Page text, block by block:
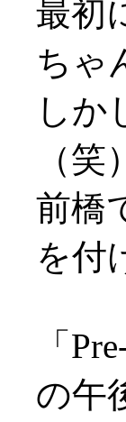
最初
ちゃ
しか
（笑）
前橋
を付
「
の午